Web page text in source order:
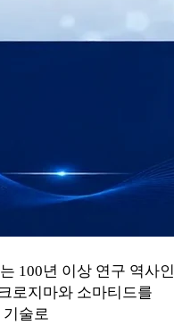
100년 이상 연구 역사인
로지마와 소마티드를
술로